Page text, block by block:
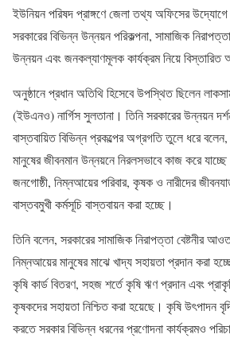
ইউনিয়ন পরিষদ প্রাঙ্গণে জেলা তথ্য অফিসের
সরকারের বিভিন্ন উন্নয়ন পরিকল্পনা, সামাজিক
উন্নয়ন এবং জনকল্যাণমূলক কার্যক্রম নিয়ে
অনুষ্ঠানে প্রধান অতিথি হিসেবে উপস্থিত ছিলেন লাকসাম
(ইউএনও) নার্গিস সুলতানা। তিনি সরকারের উন্নয়ন
বাস্তবায়িত বিভিন্ন প্রকল্পের অগ্রগতি তুলে ধরে বলেন,
মানুষের জীবনমান উন্নয়নে নিরলসভাবে কাজ করে
জনগোষ্ঠী, নিম্নআয়ের পরিবার, কৃষক ও নারীদের
বাস্তবমুখী কর্মসূচি বাস্তবায়ন করা হচ্ছে।
তিনি বলেন, সরকারের সামাজিক নিরাপত্তা বেষ্টনীর
নিম্নআয়ের মানুষের মাঝে খাদ্য সহায়তা প্রদান করা
কৃষি কার্ড বিতরণ, সহজ শর্তে কৃষি ঋণ প্রদান এবং
কৃষকদের সহায়তা নিশ্চিত করা হয়েছে। কৃষি উৎপাদন
করতে সরকার বিভিন্ন ধরনের প্রণোদনা কার্যক্রমও